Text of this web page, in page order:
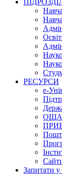
РЕСУРСИ
е-
Запитати у